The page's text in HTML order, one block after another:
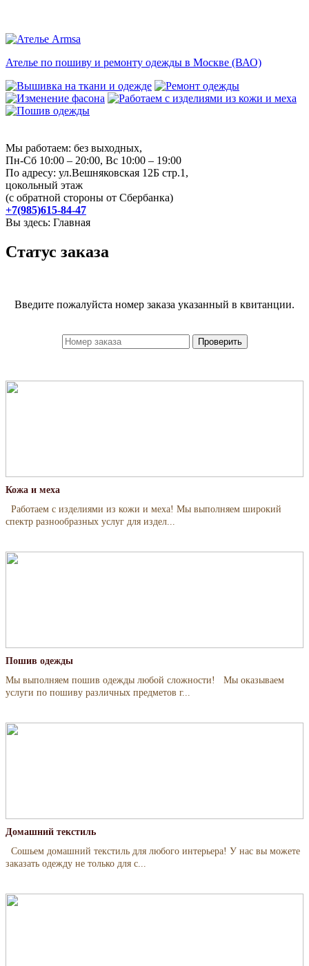
Ателье по пошиву и ремонту одежды в Москве (ВАО)
Мы работаем: без выходных,
Пн-Сб 10:00 – 20:00, Вс 10:00 – 19:00
По адресу: ул.Вешняковская 12Б стр.1,
цокольный этаж
(с обратной стороны от Сбербанка)
+7(985)615-84-47
Вы здесь: Главная
Cтатус заказа
Введите пожалуйста номер заказа указанный в квитанции.
Кожа и меха
Работаем с изделиями из кожи и меха! Мы выполняем широкий
спектр разнообразных услуг для издел...
Пошив одежды
Мы выполняем пошив одежды любой сложности! Мы оказываем
услуги по пошиву различных предметов г...
Домашний текстиль
Сошьем домашний текстиль для любого интерьера! У нас вы можете
заказать одежду не только для с...